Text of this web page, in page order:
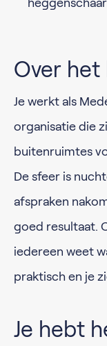
heggenschaar
Over
Je werkt als
organisatie die
buitenruimtes
De sfeer is
afspraken
goed resultaat.
iedereen weet
praktisch en je
Je hebt